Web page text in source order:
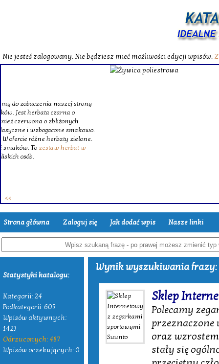
Nie jesteś zalogowany. Nie będziesz mieć możliwości edycji wpisów.
Strona główna Zaloguj się Jak dodać wpis Nasze linki
Statystyki katalogu:
Kategorii: 24
Podkategorii: 605
Wpisów aktywnych:
1423
Odrzuconych: 487
Wpisów oczekujących: 0
Wynik wyszukiwania frazy:
Sklep
Polecamy
przeznaczone
oraz
stały się